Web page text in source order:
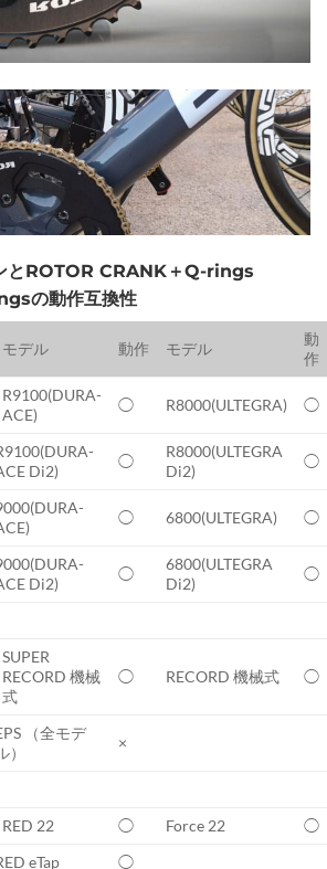
とROTOR CRANK＋Q-rings
の動作互換性
モデル 動作 モデル
動
作
R9100(DURA-
ACE)
◯ R8000(ULTEGRA) ◯
Di2)
◯
R8000(ULTEGRA
Di2)
◯
◯ 6800(ULTEGRA) ◯
Di2)
◯
6800(ULTEGRA
Di2)
◯
SUPER
RECORD 機械
式
◯ RECORD 機械式 ◯
（全モデ
）
×
RED 22 ◯ Force 22
◯
eTap
◯